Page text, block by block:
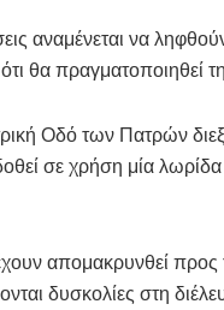
αναμένεται να
θα πραγματοποιηθεί
Οδό των Πατρών
σε χρήση μία
απομακρυνθεί προς
δυσκολίες στη